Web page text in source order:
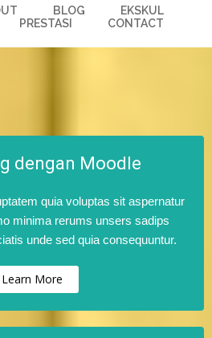
BLOG
EKSKUL
PRESTASI
CONTACT
dengan Moodle
quia voluptas sit aspernatur
minima rerums unsers sadips
unde sed quia consequuntur.
Learn More